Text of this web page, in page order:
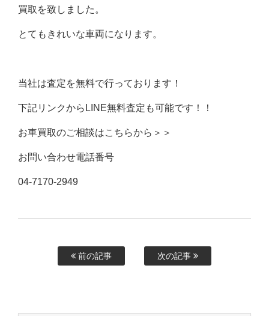
買取を致しました。
とてもきれいな車両になります。
当社は査定を無料で行っております！
下記リンクからLINE無料査定も可能です！！
お車買取のご相談はこちらから＞＞
お問い合わせ電話番号
04-7170-2949
前の記事 次の記事